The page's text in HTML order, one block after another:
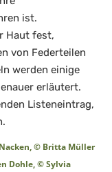
ist.
Haut fest,
von Federteilen
werden einige
erläutert.
Listeneintrag,